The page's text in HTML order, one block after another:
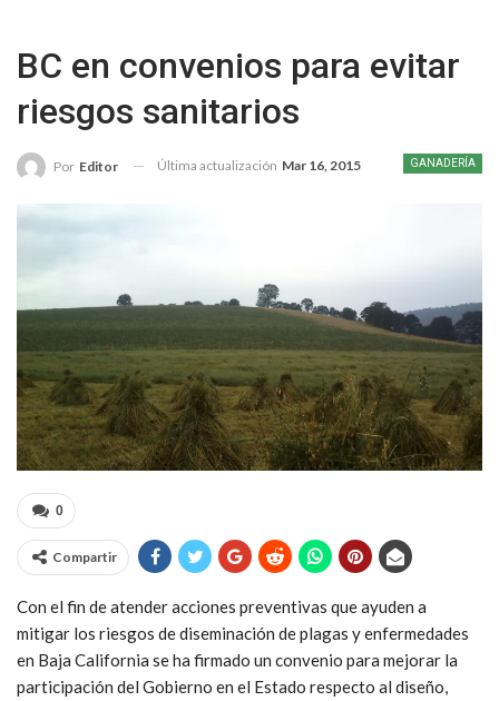
BC en convenios para evitar
riesgos sanitarios
GANADERÍA
Por Editor Última actualización Mar 16, 2015
0
Compartir
Con el fin de atender acciones preventivas que ayuden a
mitigar los riesgos de diseminación de plagas y enfermedades
en Baja California se ha firmado un convenio para mejorar la
participación del Gobierno en el Estado respecto al diseño,